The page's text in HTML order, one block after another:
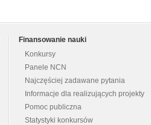
Finansowanie nauki
Konkursy
Panele NCN
Najczęściej zadawane pytania
Informacje dla realizujących projekty
Pomoc publiczna
Statystyki konkursów